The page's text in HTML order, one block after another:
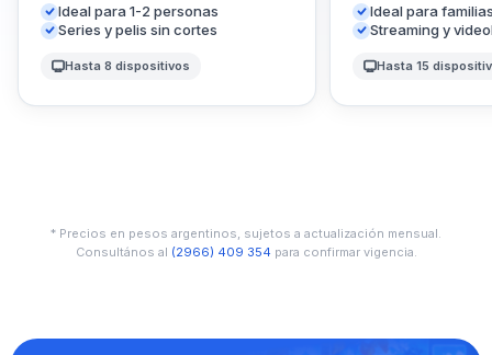
Ideal para 1-2 personas
Series y pelis sin cortes
Hasta 8 dispositivos
Ideal para
Streaming y
Hasta 15
* Precios en pesos argentinos, sujetos a actualización mensual.
Consultános al (2966) 409 354 para confirmar vigencia.